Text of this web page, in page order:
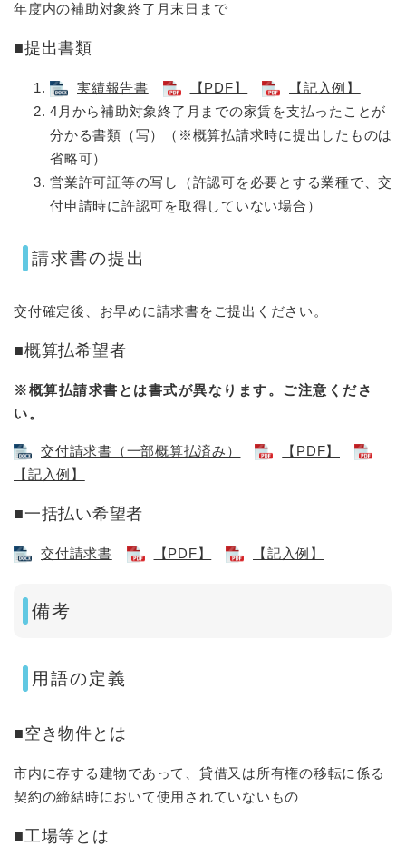
年度内の補助対象終了月末日まで
■提出書類
実績報告書 【PDF】
【記入例】
4月から補助対象終了月までの家賃を支払ったことが
分かる書類（写）（※概算払請求時に提出したものは
省略可）
​営業許可証等の写し（許認可を必要とする業種で、交
付申請時に許認可を取得していない場合）
請求書の提出
交付確定後、お早めに請求書をご提出ください。
■概算払希望者
※概算払請求書とは書式が異なります。ご注意くださ
い。
交付請求書（一部概算払済み）
【PDF】
【記入例】
■一括払い希望者
交付請求書 【PDF】 【記入例】
備考
用語の定義
■空き物件とは
市内に存する建物であって、貸借又は所有権の移転に係る
契約の締結時において使用されていないもの
■工場等とは